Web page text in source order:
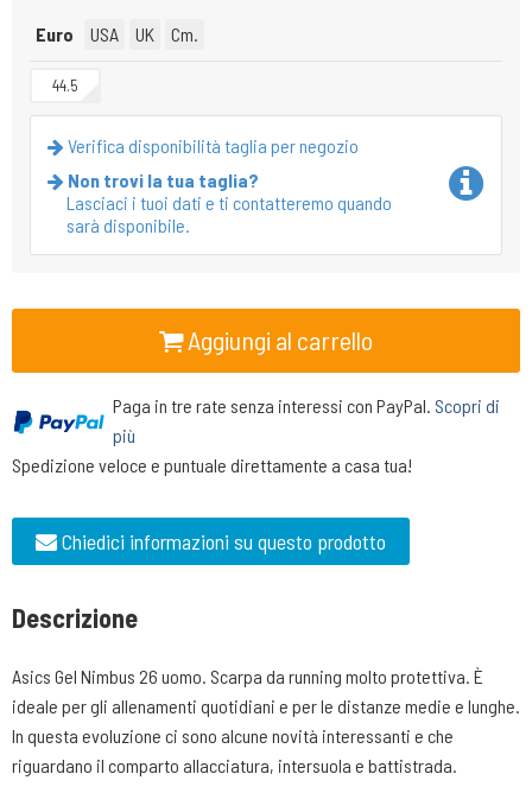
Euro USA UK Cm.
44.5
Verifica disponibilità taglia per negozio
Non trovi la tua taglia?
Lasciaci i tuoi dati e ti contatteremo quando
sarà disponibile.
Aggiungi al carrello
Paga in tre rate senza interessi con PayPal. Scopri di
più
Spedizione veloce e puntuale direttamente a casa tua!
Chiedici informazioni su questo prodotto
Descrizione
Asics Gel Nimbus 26 uomo. Scarpa da running molto protettiva. È
ideale per gli allenamenti quotidiani e per le distanze medie e lunghe.
In questa evoluzione ci sono alcune novità interessanti e che
riguardano il comparto allacciatura, intersuola e battistrada.